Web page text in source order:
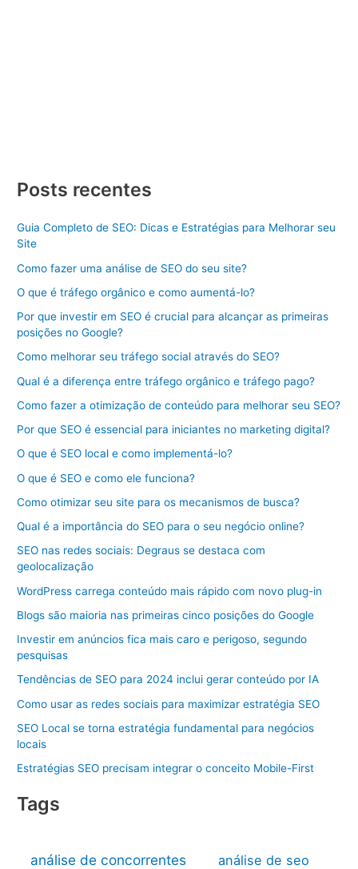
Site
Vitória
Posts recentes
Guia Completo de SEO: Dicas e Estratégias para Melhorar seu
Site
Como fazer uma análise de SEO do seu site?
O que é tráfego orgânico e como aumentá-lo?
Por que investir em SEO é crucial para alcançar as primeiras
posições no Google?
Como melhorar seu tráfego social através do SEO?
Qual é a diferença entre tráfego orgânico e tráfego pago?
Como fazer a otimização de conteúdo para melhorar seu SEO?
Por que SEO é essencial para iniciantes no marketing digital?
O que é SEO local e como implementá-lo?
O que é SEO e como ele funciona?
Como otimizar seu site para os mecanismos de busca?
Qual é a importância do SEO para o seu negócio online?
SEO nas redes sociais: Degraus se destaca com
geolocalização
WordPress carrega conteúdo mais rápido com novo plug-in
Blogs são maioria nas primeiras cinco posições do Google
Investir em anúncios fica mais caro e perigoso, segundo
pesquisas
Tendências de SEO para 2024 inclui gerar conteúdo por IA
Como usar as redes sociais para maximizar estratégia SEO
SEO Local se torna estratégia fundamental para negócios
locais
Estratégias SEO precisam integrar o conceito Mobile-First
Tags
análise de concorrentes análise de seo